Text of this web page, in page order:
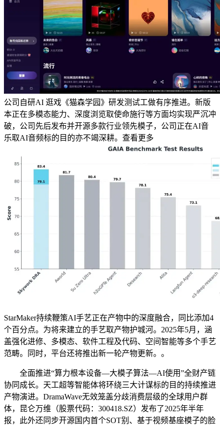
公司自研AI 逛戏《猫森学园》研发测试工做有序推进。新版
本正在多模态能力、深度浏览取使命施行等方面均实现严沉冲
破，公司先后发布并开源多款行业领先模子，公司正在AI音
乐取AI音频标的目的亦不竭深耕。查看更多
StarMaker持续鞭策AI手艺正在产物中的深度融合，同比添加4
个百分点。为将来建立的手艺取产物护城河。2025年5月，涵
盖强化进修、多模态、软件工程及代码、空间智能等多个手艺
范畴。同时，平台还将推出新一轮产物更新。。
全面推进“算力根本设备—大模子算法—AI使用”全财产链
协同成长。天工超等智能体将环绕三大计谋标的目的持续推进
产物演进。DramaWave无效笼盖分歧消费层级的全球用户群
体，昆仑万维（股票代码：300418.SZ）发布了2025年半年
报，此外还同步开源国内首个SOT别、基于视频基座模子的脸